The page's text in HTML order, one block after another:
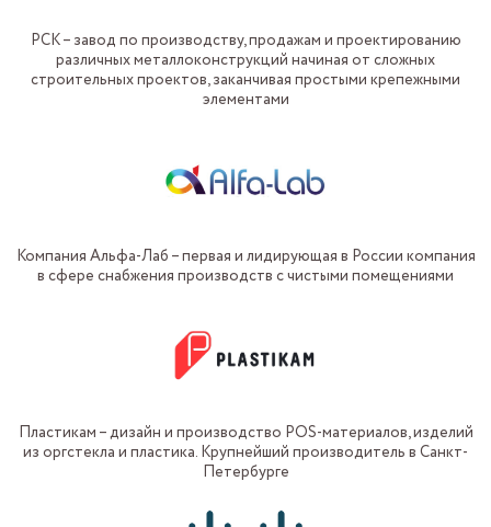
РСК – завод по производству, продажам и проектированию
различных металлоконструкций начиная от сложных
строительных проектов, заканчивая простыми крепежными
элементами
Компания Альфа-Лаб – первая и лидирующая в России компания
в сфере снабжения производств с чистыми помещениями
Пластикам – дизайн и производство POS-материалов, изделий
из оргстекла и пластика. Крупнейший производитель в Санкт-
Петербурге